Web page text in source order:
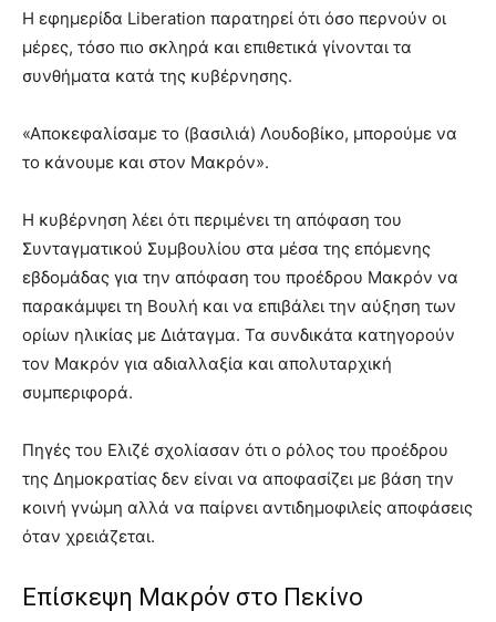
Η εφημερίδα Liberation παρατηρεί ότι όσο περνούν οι
μέρες, τόσο πιο σκληρά και επιθετικά γίνονται τα
συνθήματα κατά της κυβέρνησης.
«Αποκεφαλίσαμε το (βασιλιά) Λουδοβίκο, μπορούμε να
το κάνουμε και στον Μακρόν».
Η κυβέρνηση λέει ότι περιμένει τη απόφαση του
Συνταγματικού Συμβουλίου στα μέσα της επόμενης
εβδομάδας για την απόφαση του προέδρου Μακρόν να
παρακάμψει τη Βουλή και να επιβάλει την αύξηση των
ορίων ηλικίας με Διάταγμα. Τα συνδικάτα κατηγορούν
τον Μακρόν για αδιαλλαξία και απολυταρχική
συμπεριφορά.
Πηγές του Ελιζέ σχολίασαν ότι ο ρόλος του προέδρου
της Δημοκρατίας δεν είναι να αποφασίζει με βάση την
κοινή γνώμη αλλά να παίρνει αντιδημοφιλείς αποφάσεις
όταν χρειάζεται.
Επίσκεψη Μακρόν στο Πεκίνο